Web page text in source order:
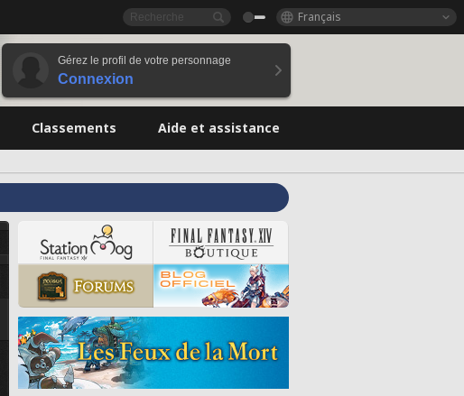
Français
Gérez le profil de votre personnage
Connexion
Classements Aide et assistance